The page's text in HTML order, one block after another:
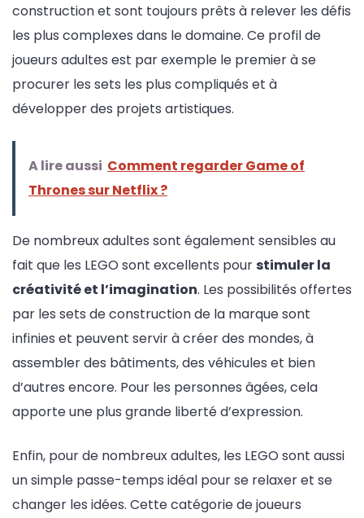
construction et sont toujours prêts à relever les défis
les plus complexes dans le domaine. Ce profil de
joueurs adultes est par exemple le premier à se
procurer les sets les plus compliqués et à
développer des projets artistiques.
A lire aussi Comment regarder Game of
Thrones sur Netflix ?
De nombreux adultes sont également sensibles au
fait que les LEGO sont excellents pour stimuler la
créativité et l’imagination. Les possibilités offertes
par les sets de construction de la marque sont
infinies et peuvent servir à créer des mondes, à
assembler des bâtiments, des véhicules et bien
d’autres encore. Pour les personnes âgées, cela
apporte une plus grande liberté d’expression.
Enfin, pour de nombreux adultes, les LEGO sont aussi
un simple passe-temps idéal pour se relaxer et se
changer les idées. Cette catégorie de joueurs